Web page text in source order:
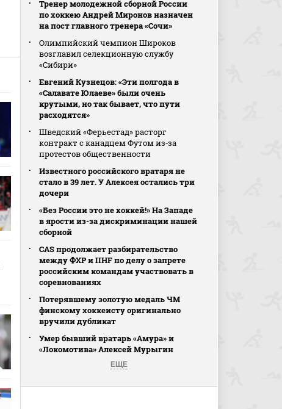
Тренер молодежной сборной России
по хоккею Андрей Миронов назначен
на пост главного тренера «Сочи»
Олимпийский чемпион Широков
возглавил селекционную службу
«Сибири»
Евгений Кузнецов: «Эти полгода в
«Салавате Юлаеве» были очень
крутыми, но так бывает, что пути
расходятся»
Шведский «Ферьестад» расторг
контракт с канадцем Футом из‑за
протестов общественности
Известного российского вратаря не
стало в 39 лет. У Алексея остались три
дочери
«Без России это не хоккей!» На Западе
в ярости из-за дискриминации нашей
сборной
CAS продолжает разбирательство
между ФХР и IIHF по делу о запрете
российским командам участвовать в
соревнованиях
Потерявшему золотую медаль ЧМ
финскому хоккеисту оригинально
вручили дубликат
Умер бывший вратарь «Амура» и
«Локомотива» Алексей Мурыгин
ЕЩЕ